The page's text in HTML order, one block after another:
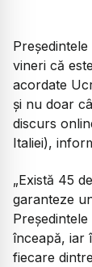
vineri că
acordate
și nu doar
discurs
Italiei),
„Există 45
garanteze
înceapă, iar
fiecare